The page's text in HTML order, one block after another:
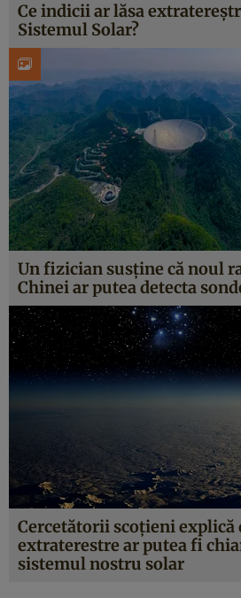
Ce indicii ar lăsa
Sistemul Solar?
Un fizician susține că noul
Chinei ar putea detecta
Cercetătorii scoţieni explică
extraterestre ar putea fi
sistemul nostru solar